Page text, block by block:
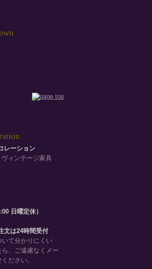
レーション
ィンテージ家具
日曜定休）
文は24時間受付
て分かりにくい
、ご遠慮なくメー
ださい。